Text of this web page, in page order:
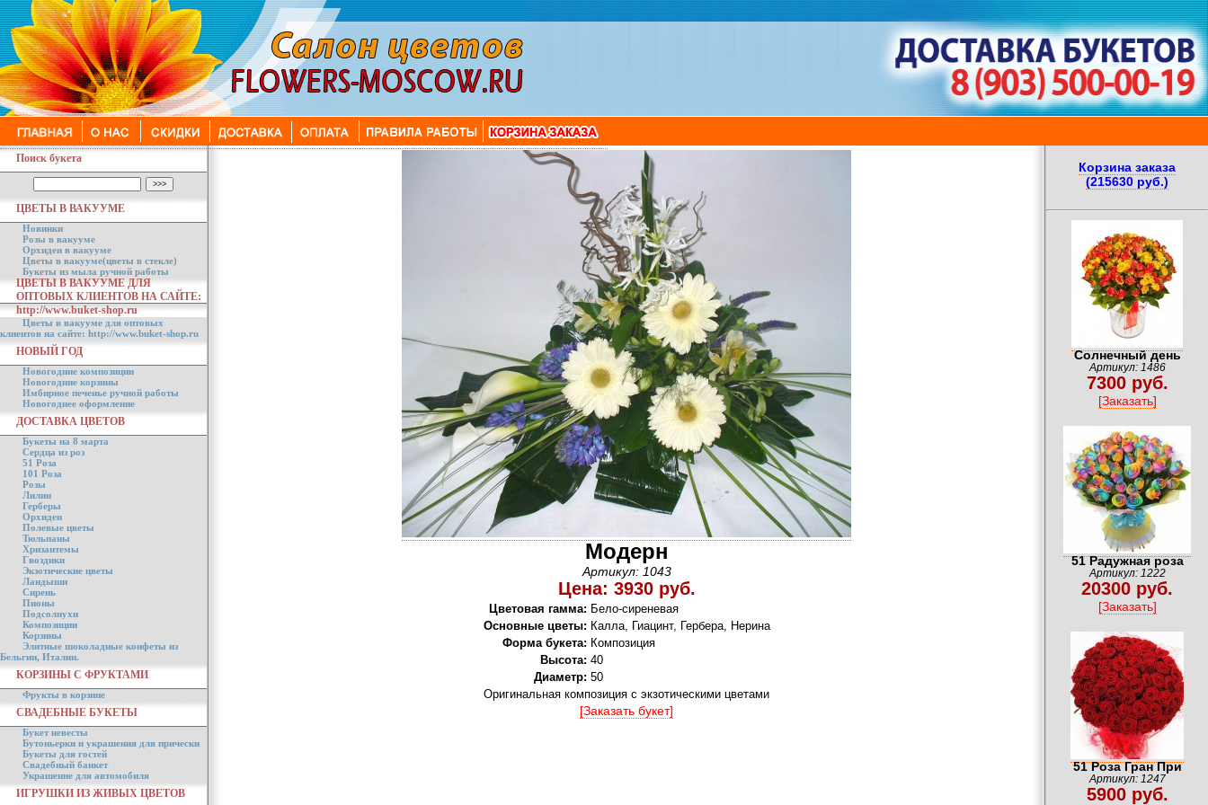
Поиск букета
ЦВЕТЫ В ВАКУУМЕ
Новинки
Розы в вакууме
Орхидеи в вакууме
Цветы в вакууме(цветы в стекле)
Букеты из мыла ручной работы
ЦВЕТЫ В ВАКУУМЕ ДЛЯ
ОПТОВЫХ КЛИЕНТОВ НА САЙТЕ:
http://www.buket-shop.ru
Цветы в вакууме для оптовых
клиентов на сайте: http://www.buket-shop.ru
НОВЫЙ ГОД
Новогодние композиции
Новогодние корзины
Имбирное печенье ручной работы
Новогоднее оформление
ДОСТАВКА ЦВЕТОВ
Букеты на 8 марта
Сердца из роз
51 Роза
101 Роза
Розы
Лилии
Герберы
Орхидеи
Полевые цветы
Тюльпаны
Хризантемы
Гвоздики
Экзотические цветы
Ландыши
Сирень
Пионы
Подсолнухи
Композиции
Корзины
Элитные шоколадные конфеты из
Бельгии, Италии.
КОРЗИНЫ С ФРУКТАМИ
Фрукты в корзине
СВАДЕБНЫЕ БУКЕТЫ
Букет невесты
Бутоньерки и украшения для прически
Букеты для гостей
Свадебный банкет
Украшение для автомобиля
ИГРУШКИ ИЗ ЖИВЫХ ЦВЕТОВ
Модерн
Артикул: 1043
Цена: 3930 руб.
Цветовая гамма: Бело-сиреневая
Основные цветы: Калла, Гиацинт, Гербера, Нерина
Форма букета: Композиция
Высота: 40
Диаметр: 50
Оригинальная композиция с экзотическими цветами
[Заказать букет]
Корзина заказа
(215630 руб.)
Солнечный день
Артикул: 1486
7300 руб.
[Заказать]
51 Радужная роза
Артикул: 1222
20300 руб.
[Заказать]
51 Роза Гран При
Артикул: 1247
5900 руб.